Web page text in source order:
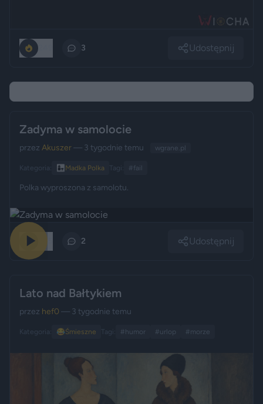
3 Udostępnij
Zadyma w samolocie
przez Akuszer— 3 tygodnie temu wgrane.pl
Kategoria: 👩‍👧 Madka Polka Tagi: #fail
Polka wyproszona z samolotu.
2 Udostępnij
Lato nad Bałtykiem
przez hef0 — 3 tygodnie temu
Kategoria: 😂Śmieszne Tagi: #humor #urlop #morze